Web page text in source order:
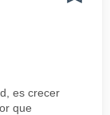
es crecer
que